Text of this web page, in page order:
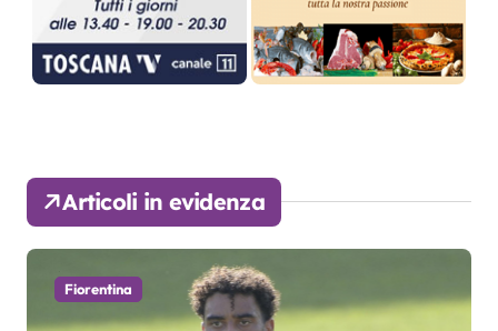
Articoli in evidenza
Fiorentina